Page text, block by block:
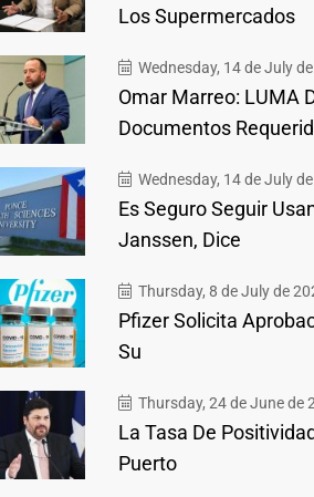
Los Supermercados
Wednesday, 14 de July
Omar Marreo: LUMA
Documentos
Wednesday, 14 de July
Es Seguro Seguir
Janssen, Dice
Thursday, 8 de July de
Pfizer Solicita
Su
Thursday, 24 de June de
La Tasa De
Puerto